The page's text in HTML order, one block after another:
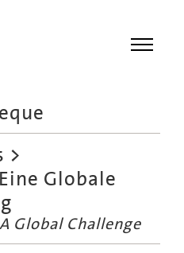
Menu
Recordings
Educational
>
Globale
Global Challenge